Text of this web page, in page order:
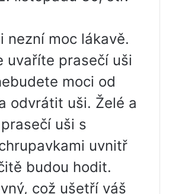
nezní moc lákavě.
uvaříte prasečí uši
moci od
odvrátit uši. Želé a
uši s
uvnitř
budou hodit.
což ušetří váš